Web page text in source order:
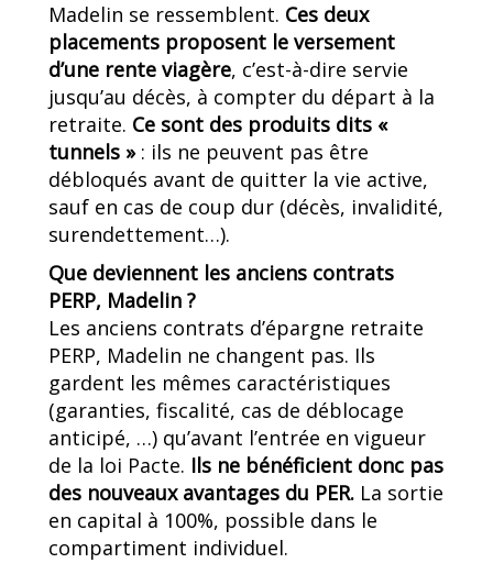
Madelin se ressemblent. Ces deux
placements proposent le versement
d’une rente viagère, c’est-à-dire servie
jusqu’au décès, à compter du départ à la
retraite. Ce sont des produits dits «
tunnels »: ils ne peuvent pas être
débloqués avant de quitter la vie active,
sauf en cas de coup dur (décès, invalidité,
surendettement…).
Que deviennent les anciens contrats
PERP, Madelin ?
Les anciens contrats d’épargne retraite
PERP, Madelin ne changent pas. Ils
gardent les mêmes caractéristiques
(garanties, fiscalité, cas de déblocage
anticipé, …) qu’avant l’entrée en vigueur
de la loi Pacte. Ils ne bénéficient donc pas
des nouveaux avantages du PER. La sortie
en capital à 100%, possible dans le
compartiment individuel.